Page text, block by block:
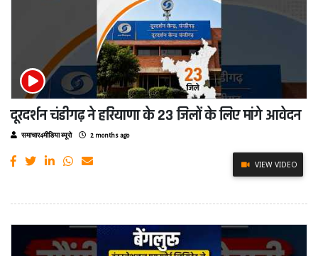
दूरदर्शन चंडीगढ़ ने हरियाणा के 23 जिलों के लिए मांगे आवेदन
समाचार4मीडिया ब्यूरो 2 months ago
VIEW VIDEO